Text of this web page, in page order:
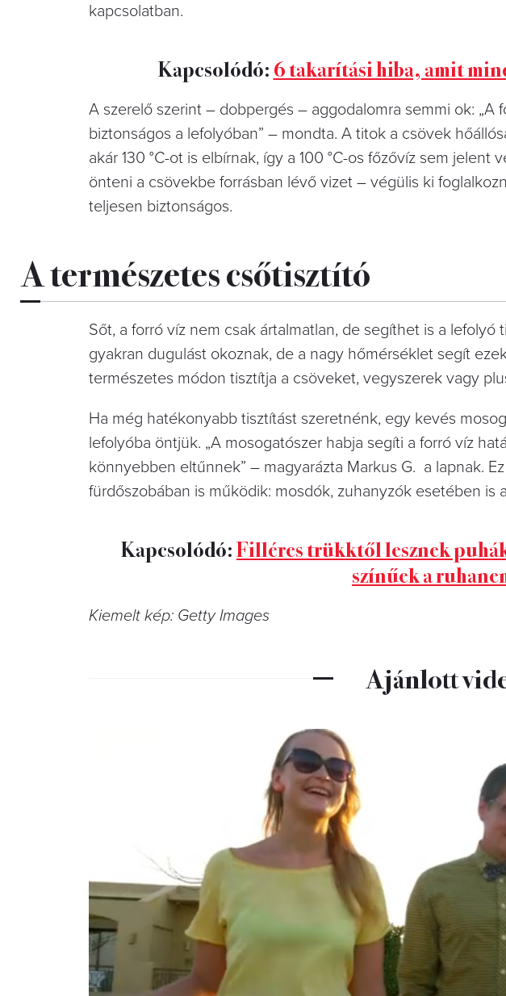
kapcsolatban.
Kapcsolódó:6 takarítási hiba, amit
A szerelő szerint – dobpergés – aggodalomra semmi ok: „A
biztonságos a lefolyóban” – mondta. A titok a csövek
akár 130 °C-ot is elbírnak, így a 100 °C-os főzővíz sem
önteni a csövekbe forrásban lévő vizet – végülis ki
teljesen biztonságos.
A természetes csőtisztító
Sőt, a forró víz nem csak ártalmatlan, de segíthet is a
gyakran dugulást okoznak, de a nagy hőmérséklet segít
természetes módon tisztítja a csöveket, vegyszerek vagy
Ha még hatékonyabb tisztítást szeretnénk, egy kevés
lefolyóba öntjük. „A mosogatószer habja segíti a forró víz
könnyebben eltűnnek” – magyarázta Markus G. a lapnak.
fürdőszobában is működik: mosdók, zuhanyzók esetében is
Kapcsolódó:Filléres trükktől lesznek
színűek a
Kiemelt kép: Getty Images
Ajánlott